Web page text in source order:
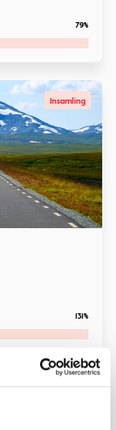
79%
Insamling
131%
Insamling